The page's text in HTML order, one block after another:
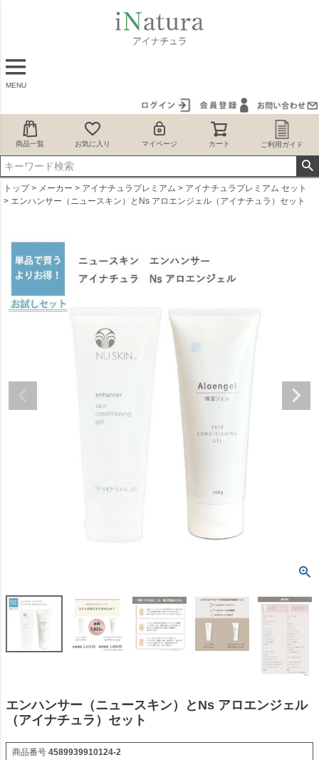
MENU
商品一覧 お気に入り マイページ カート ご利用ガイド
トップ メーカー アイナチュラプレミアム
アイナチュラプレミアム セット
エンハンサー（ニュースキン）とNs アロエンジェル（アイナチュラ）セット
エンハンサー（ニュースキン）とNs アロエンジェル
（アイナチュラ）セット
商品番号 4589939910124-2